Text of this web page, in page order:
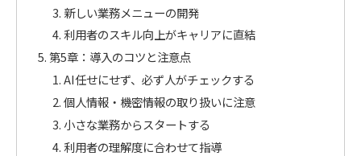
新しい業務メニューの開発
利用者のスキル向上がキャリアに直結
第5章：導入のコツと注意点
AI任せにせず、必ず人がチェックする
個人情報・機密情報の取り扱いに注意
小さな業務からスタートする
利用者の理解度に合わせて指導